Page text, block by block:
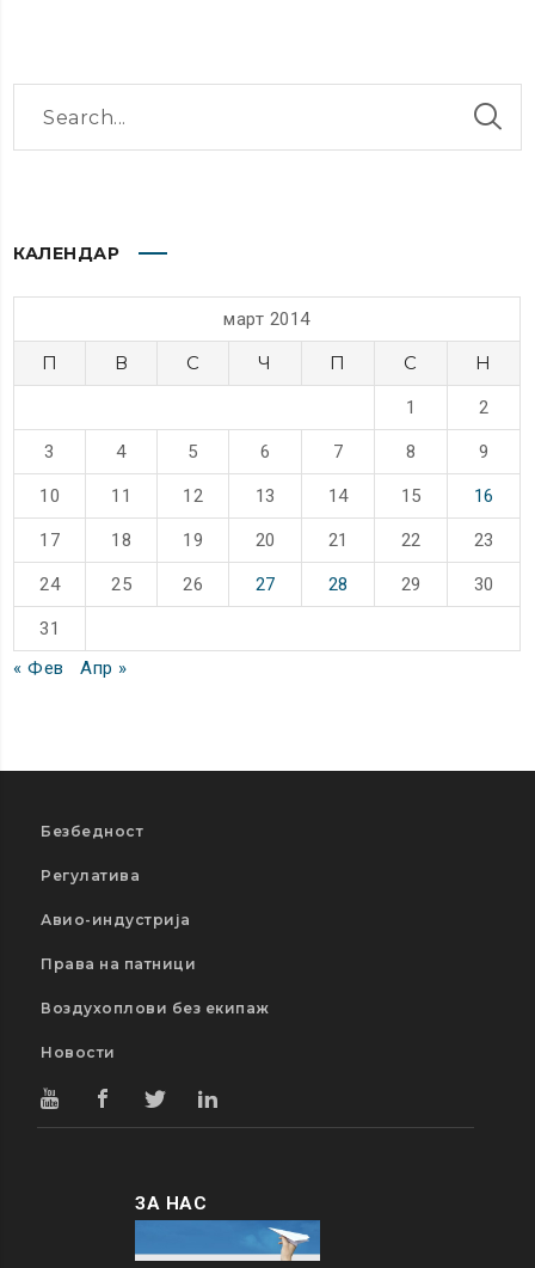
КАЛЕНДАР
март 2014
П В С Ч П С Н
1 2
3 4 5 6 7 8 9
10 11 12 13 14 15 16
17 18 19 20 21 22 23
24 25 26 27 28 29 30
31
« Фев
Апр »
Безбедност
Регулатива
Авио-индустрија
Права на патници
Воздухоплови без екипаж
Новости
ЗА НАС